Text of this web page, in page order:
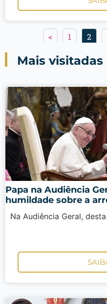
< 1 2
Mais visitadas
Papa na Audiência
humildade sobre a
Na Audiência Geral,